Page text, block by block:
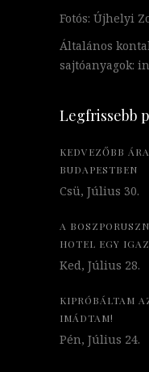
Fotós: Újhelyi
Általános
sajtóanyagok:
Legfrissebb
KEDVEZŐBB
BUDAPESTBEN
Csü, Július 30.
A
HOTEL EGY
Ked, Július 28.
KIPRÓBÁLTAM
IMÁDTAM!
Pén, Július 24.